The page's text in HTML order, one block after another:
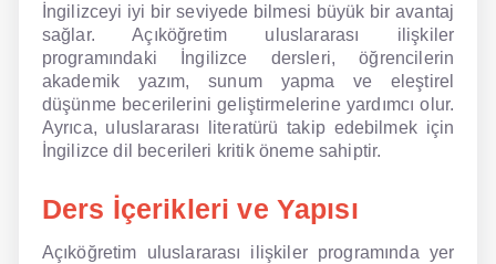
İngilizceyi iyi bir seviyede bilmesi büyük bir avantaj
sağlar. Açıköğretim uluslararası ilişkiler
programındaki İngilizce dersleri, öğrencilerin
akademik yazım, sunum yapma ve eleştirel
düşünme becerilerini geliştirmelerine yardımcı olur.
Ayrıca, uluslararası literatürü takip edebilmek için
İngilizce dil becerileri kritik öneme sahiptir.
Ders İçerikleri ve Yapısı
Açıköğretim uluslararası ilişkiler programında yer